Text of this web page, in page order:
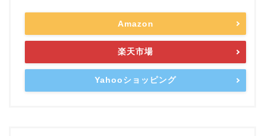
Amazon
楽天市場
Yahooショッピング